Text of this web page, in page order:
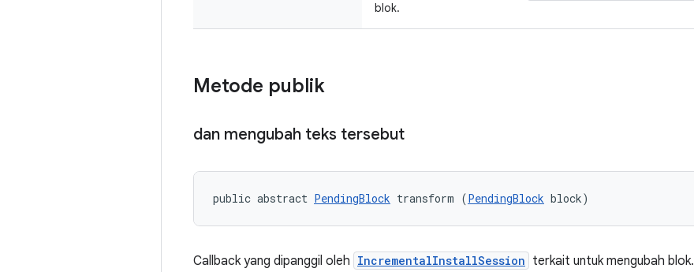
blok.
Metode publik
dan mengubah teks tersebut
public abstract PendingBlock transform (PendingBlock block)
Callback yang dipanggil oleh IncrementalInstallSession terkait untuk mengubah blok.